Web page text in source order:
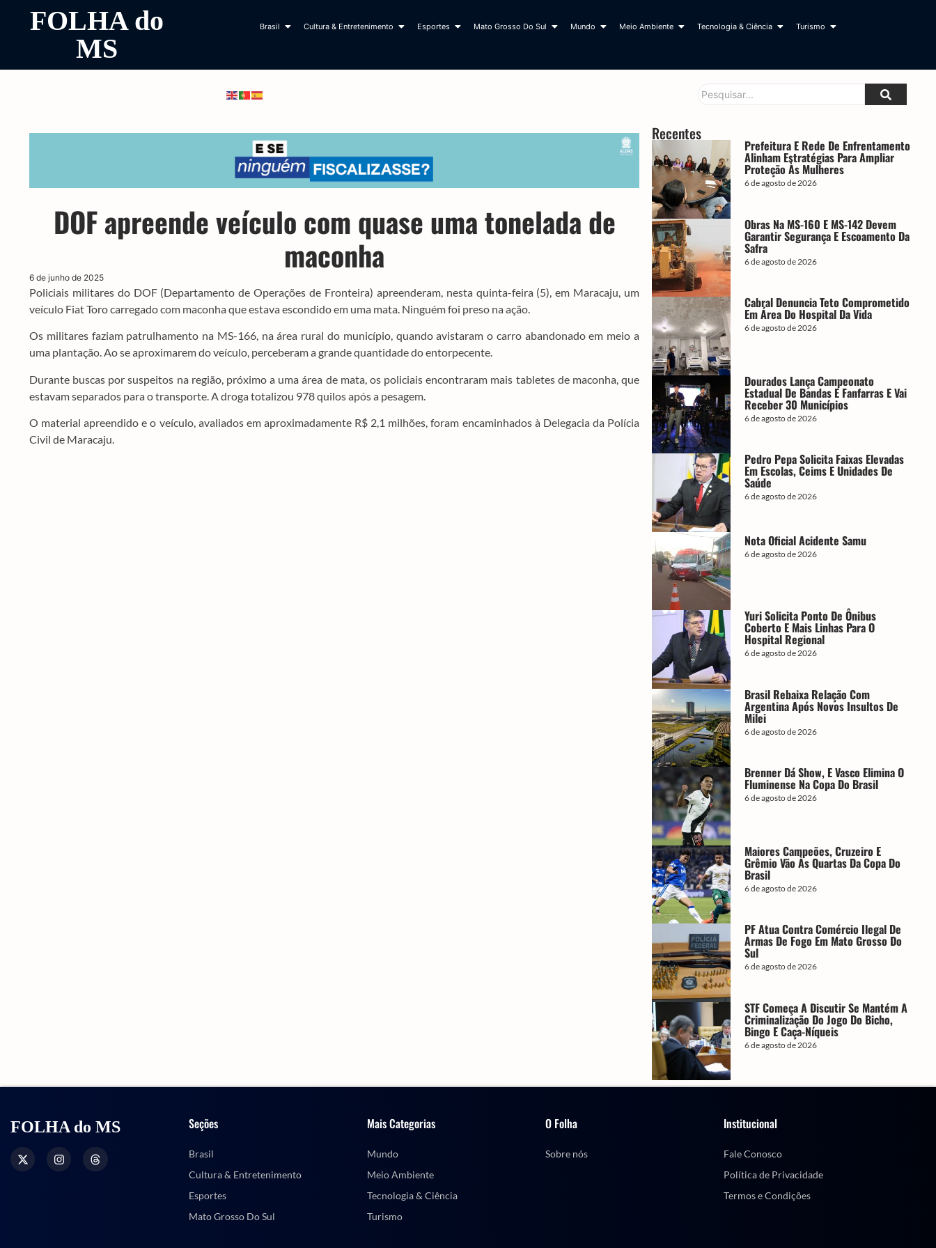
FOLHA do
MS
Brasil Cultura & Entretenimento Esportes Mato Grosso Do Sul Mundo Meio Ambiente Tecnologia & Ciência Turismo
DOF apreende veículo com quase uma tonelada de
maconha
6 de junho de 2025
Policiais militares do DOF (Departamento de Operações de Fronteira) apreenderam, nesta quinta-feira (5), em Maracaju, um
veículo Fiat Toro carregado com maconha que estava escondido em uma mata. Ninguém foi preso na ação.
Os militares faziam patrulhamento na MS-166, na área rural do município, quando avistaram o carro abandonado em meio a
uma plantação. Ao se aproximarem do veículo, perceberam a grande quantidade do entorpecente.
Durante buscas por suspeitos na região, próximo a uma área de mata, os policiais encontraram mais tabletes de maconha, que
estavam separados para o transporte. A droga totalizou 978 quilos após a pesagem.
O material apreendido e o veículo, avaliados em aproximadamente R$ 2,1 milhões, foram encaminhados à Delegacia da Polícia
Civil de Maracaju.
Recentes
Prefeitura E Rede De Enfrentamento
Alinham Estratégias Para Ampliar
Proteção Às Mulheres
6 de agosto de 2026
Obras Na MS-160 E MS-142 Devem
Garantir Segurança E Escoamento Da
Safra
6 de agosto de 2026
Cabral Denuncia Teto Comprometido
Em Área Do Hospital Da Vida
6 de agosto de 2026
Dourados Lança Campeonato
Estadual De Bandas E Fanfarras E Vai
Receber 30 Municípios
6 de agosto de 2026
Pedro Pepa Solicita Faixas Elevadas
Em Escolas, Ceims E Unidades De
Saúde
6 de agosto de 2026
Nota Oficial Acidente Samu
6 de agosto de 2026
Yuri Solicita Ponto De Ônibus
Coberto E Mais Linhas Para O
Hospital Regional
6 de agosto de 2026
Brasil Rebaixa Relação Com
Argentina Após Novos Insultos De
Milei
6 de agosto de 2026
Brenner Dá Show, E Vasco Elimina O
Fluminense Na Copa Do Brasil
6 de agosto de 2026
Maiores Campeões, Cruzeiro E
Grêmio Vão Às Quartas Da Copa Do
Brasil
6 de agosto de 2026
PF Atua Contra Comércio Ilegal De
Armas De Fogo Em Mato Grosso Do
Sul
6 de agosto de 2026
STF Começa A Discutir Se Mantém A
Criminalização Do Jogo Do Bicho,
Bingo E Caça-Níqueis
6 de agosto de 2026
FOLHA do MS Seções
Brasil
Cultura & Entretenimento
Esportes
Mato Grosso Do Sul
Mais Categorias
Mundo
Meio Ambiente
Tecnologia & Ciência
Turismo
O Folha
Sobre nós
Institucional
Fale Conosco
Política de Privacidade
Termos e Condições